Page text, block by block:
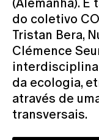
do coletivo
Tristan Bera,
Clémence
da ecologia,
através de
transversais.